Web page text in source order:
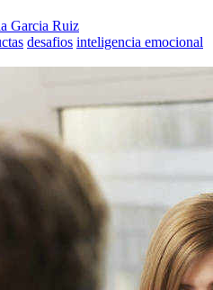
Garcia Ruiz
desafios inteligencia emocional